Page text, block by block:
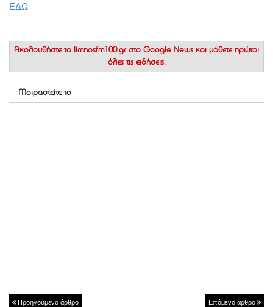
ΕΔΩ
Ακολουθήστε το limnosfm100.gr στο Google News και μάθετε πρώτοι
όλες τις ειδήσεις.
Μοιραστείτε το
Προηγούμενο άρθρο Επόμενο άρθρο